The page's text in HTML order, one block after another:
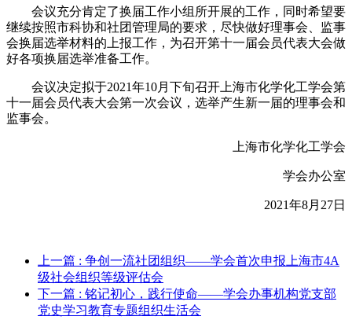
会议充分肯定了换届工作小组所开展的工作，同时希望要
继续按照市科协和社团管理局的要求，尽快做好理事会、监事
会换届选举材料的上报工作，为召开第十一届会员代表大会做
好各项换届选举准备工作。
会议决定拟于2021年10月下旬召开上海市化学化工学会第
十一届会员代表大会第一次会议 ，选举产生新一届的理事会和
监事会。
上海市化学化工学会
学会办公室
2021年8月27日
上一篇 : 争创一流社团组织——学会首次申报上海市4A
级社会组织等级评估会
下一篇 : 铭记初心，践行使命——学会办事机构党支部
党史学习教育专题组织生活会